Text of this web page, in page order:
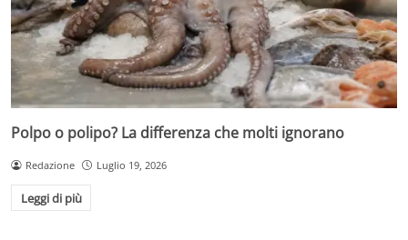
Polpo o polipo? La differenza che molti ignorano
Redazione Luglio 19, 2026
Leggi di più